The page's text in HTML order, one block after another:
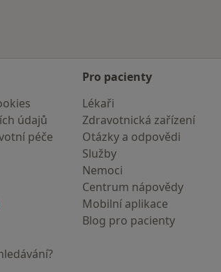
údajů
péče
Pro pacienty
Lékaři
Zdravotnická zařízení
Otázky a odpovědi
Služby
Nemoci
Centrum nápovědy
Mobilní aplikace
Blog pro pacienty